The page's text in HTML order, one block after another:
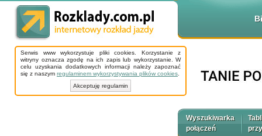
Serwis www wykorzystuje pliki cookies. Korzystanie z
witryny oznacza zgodę na ich zapis lub wykorzystanie. W
celu uzyskania dodatkowych informacji należy zapoznać
się z naszym regulaminem wykorzystywania plików cookies
Akceptuję regulamin
Wyszukiwarka
połączeń